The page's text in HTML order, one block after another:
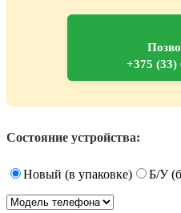
+375 (33)
Состояние устройства:
Новый (в упаковке) Б/У